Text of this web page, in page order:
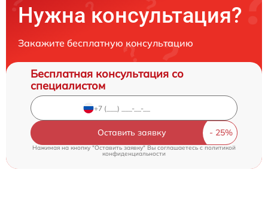
Нужна консультация?
Закажите бесплатную консультацию
Бесплатная консультация со
специалистом
Оставить заявку
Нажимая на кнопку "Оставить заявку" Вы соглашаетесь c политикой
конфиденциальности